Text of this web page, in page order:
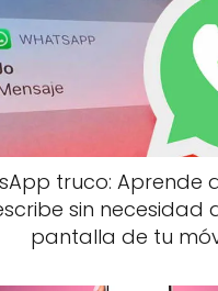
truco: Aprende
sin necesidad
pantalla de tu